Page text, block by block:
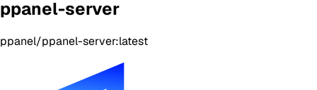
ppanel-server
ppanel/ppanel-server:latest